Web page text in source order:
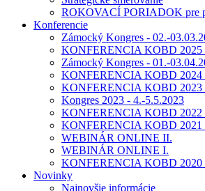
ROKOVACÍ PORIADOK pre
Konferencie
Zámocký Kongres - 02.-
KONFERENCIA KOBD 2025
Zámocký Kongres - 01.-
KONFERENCIA KOBD 2024
KONFERENCIA KOBD 2023
Kongres 2023 - 4.-5.5.2023
KONFERENCIA KOBD 2022
KONFERENCIA KOBD 2021
WEBINÁR ONLINE II.
WEBINÁR ONLINE I.
KONFERENCIA KOBD
Novinky
Najnovšie informácie